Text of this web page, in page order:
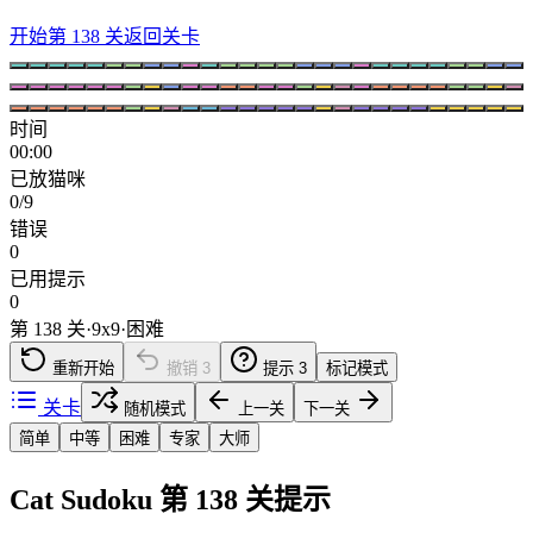
开始第 138 关返回关卡
时间
00:00
已放猫咪
0/9
错误
0
已用提示
0
第 138 关·9x9· 困难
重新开始 撤销 3 提示 3 标记模式
关卡 随机模式 上一关
下一关
简单
中等 困难 专家 大师
Cat Sudoku 第 138 关提示